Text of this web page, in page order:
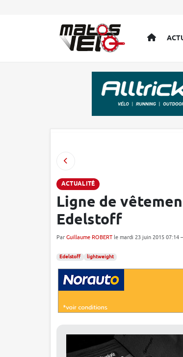
ACTUALITÉ
Ligne de
Edelstoff
Par Guillaume ROBERT le mardi 23 juin 2015 07:14
Edelstoff lightweight